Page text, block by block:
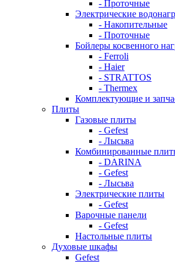
- Проточные
Электрические
- Накопительные
- Проточные
Бойлеры косвенного
- Ferroli
- Haier
- STRATTOS
- Thermex
Комплектующие и
Плиты
Газовые плиты
- Gefest
- Лысьва
Комбинированные
- DARINA
- Gefest
- Лысьва
Электрические плиты
- Gefest
Варочные панели
- Gefest
Настольные плиты
Духовые шкафы
Gefest